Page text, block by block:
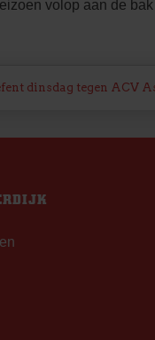
volop aan de
dinsdag tegen ACV